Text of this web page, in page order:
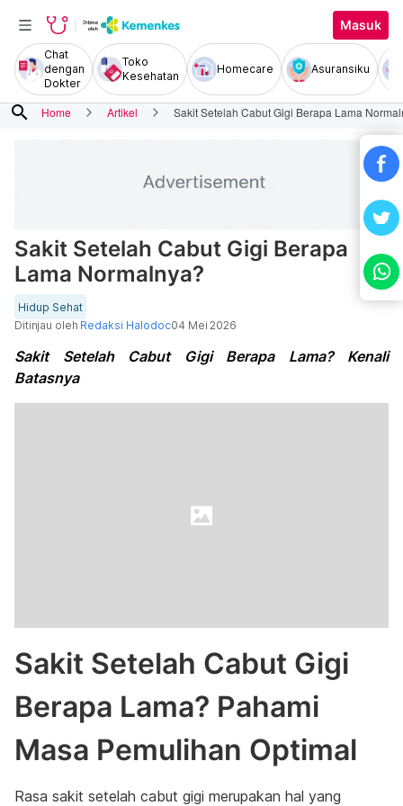
Masuk
Chat
dengan
Dokter
Toko
Kesehatan
Homecare Asuransiku
search Home Artikel Sakit Setelah Cabut Gigi Berapa Lama
Sakit Setelah Cabut Gigi Berapa
Lama Normalnya?
Hidup Sehat
Ditinjau oleh Redaksi Halodoc04 Mei 2026
Sakit Setelah Cabut Gigi Berapa Lama? Kenali
Batasnya
Sakit Setelah Cabut Gigi
Berapa Lama? Pahami
Masa Pemulihan Optimal
Rasa sakit setelah cabut gigi merupakan hal yang